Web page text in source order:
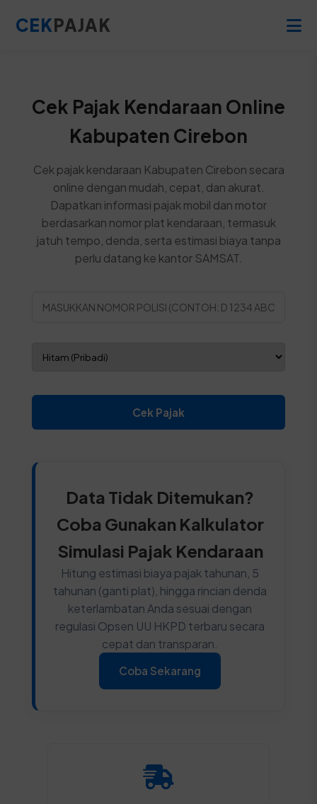
CEKPAJAK
Cek Pajak Kendaraan Online
Kabupaten Cirebon
Cek pajak kendaraan Kabupaten Cirebon secara
online dengan mudah, cepat, dan akurat.
Dapatkan informasi pajak mobil dan motor
berdasarkan nomor plat kendaraan, termasuk
jatuh tempo, denda, serta estimasi biaya tanpa
perlu datang ke kantor SAMSAT.
Cek Pajak
Data Tidak Ditemukan?
Coba Gunakan Kalkulator
Simulasi Pajak Kendaraan
Hitung estimasi biaya pajak tahunan, 5
tahunan (ganti plat), hingga rincian denda
keterlambatan Anda sesuai dengan
regulasi Opsen UU HKPD terbaru secara
cepat dan transparan.
Coba Sekarang